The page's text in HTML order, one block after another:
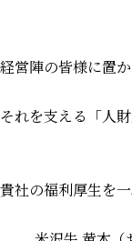
経営陣の皆様に置
それを支える「人
貴社の福利厚生を